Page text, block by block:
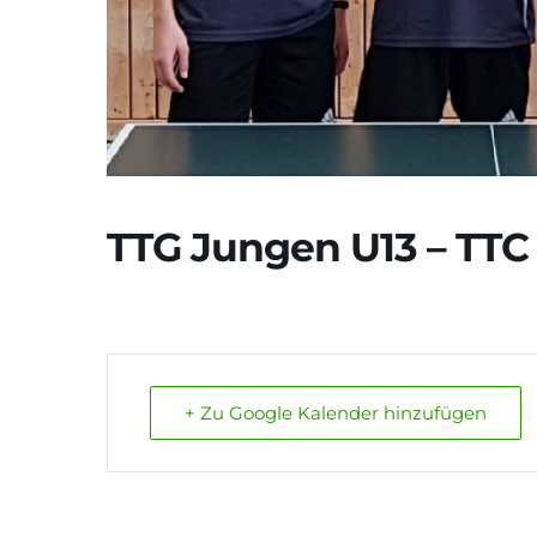
TTG Jungen U13 –
+ Zu Google Kalender hinzufügen